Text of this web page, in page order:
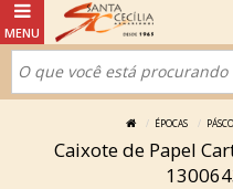
ÉPOCAS
Caixote de Papel